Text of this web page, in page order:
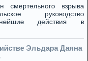
смертельного взрыва
руководство
действия в
Эльдара Даяна